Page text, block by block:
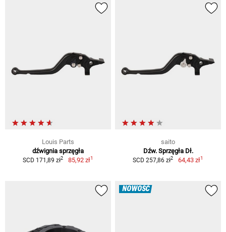
Louis Parts
dźwignia sprzęgła
SCD 171,89 zł2 85,92 zł1
saito
Dźw. Sprzęgła Dł.
SCD 257,86 zł2 64,43 zł1
NOWOŚĆ